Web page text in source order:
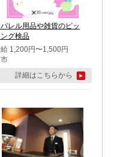
レル用品や雑貨のピッ
グ検品
1,200円〜1,500円
詳細はこちらから